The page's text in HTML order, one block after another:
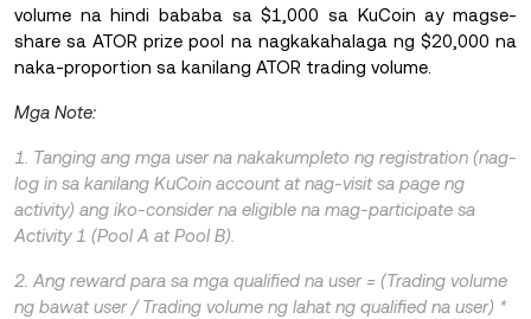
volume na hindi bababa sa $1,000 sa KuCoin ay magse-
share sa ATOR prize pool na nagkakahalaga ng $20,000 na
naka-proportion sa kanilang ATOR trading volume.
Mga Note:
1. Tanging ang mga user na nakakumpleto ng registration (nag-
log in sa kanilang KuCoin account at nag-visit sa page ng
activity) ang iko-consider na eligible na mag-participate sa
Activity 1 (Pool A at Pool B).
2. Ang reward para sa mga qualified na user = (Trading volume
ng bawat user / Trading volume ng lahat ng qualified na user) *